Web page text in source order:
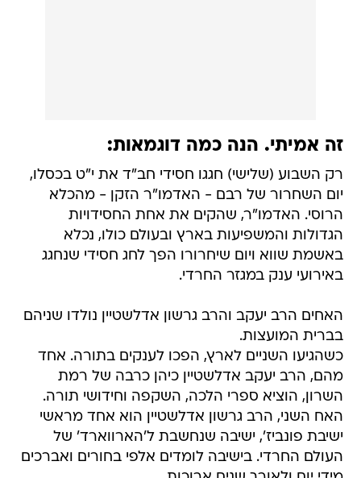
זה אמיתי. הנה כמה דוגמאות:
רק השבוע (שלישי) חגגו חסידי חב"ד את י"ט בכסלו,
יום השחרור של רבם - האדמו"ר הזקן - מהכלא
הרוסי. האדמו"ר, שהקים את אחת החסידויות
הגדולות והמשפיעות בארץ ובעולם כולו, נכלא
באשמת שווא ויום שיחרורו הפך לחג חסידי שנחגג
באירועי ענק במגזר החרדי.
האחים הרב יעקב והרב גרשון אדלשטיין נולדו שניהם
בברית המועצות.
כשהגיעו השניים לארץ, הפכו לענקים בתורה. אחד
מהם, הרב יעקב אדלשטיין כיהן כרבה של רמת
השרון, הוציא ספרי הלכה, השקפה וחידושי תורה.
האח השני, הרב גרשון אדלשטיין הוא אחד מראשי
ישיבת פונביז', ישיבה שנחשבת ל'הארווארד' של
העולם החרדי. בישיבה לומדים אלפי בחורים ואברכים